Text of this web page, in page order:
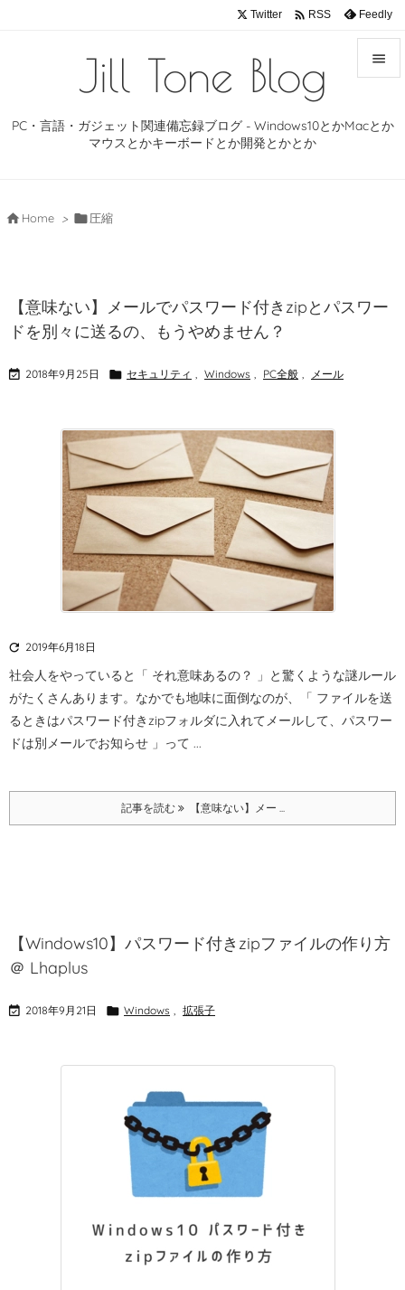
Jill Tone Blog
PC・言語・ガジェット関連備忘録ブログ - Windows10とかMacとか
マウスとかキーボードとか開発とかとか

検索
Twitter  RSS Feedly
 Home > 圧縮
【意味ない】メールでパスワード付きzipとパスワー
ドを別々に送るの、もうやめません？
 2018年9月25日  セキュリティ , Windows , PC全般 , メール
 2019年6月18日
社会人をやっていると「 それ意味あるの？ 」と驚くような謎ルール
がたくさんあります。 なかでも地味に面倒なのが、「 ファイルを送
るときはパスワード付きzipフォルダに入れてメールして、パスワー
ドは別メールでお知らせ 」って ...
記事を読む 【意味ない】メー ...
【Windows10】パスワード付きzipファイルの作り方
＠ Lhaplus
 2018年9月21日  Windows , 拡張子